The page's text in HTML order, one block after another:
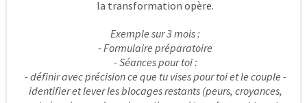
pouvait m'apporter parce que je me sentais brisée
et cassée; bref je me sentais irrécupérable. Je
n'osais pas espérer que les choses puissent être
différentes. Je vivais avec la honte et la culpabilité
car j'étais persuadée que ce qui était arrivé était de